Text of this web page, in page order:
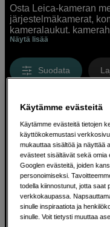
Osta Leica-kameran
järjestelmäkamerat,
kameralaukut,
löydät laajan
Näytä lisää
Suodata
Näyttää 0 tuotetta
Ratkaisuja
1982
Käytämme evästeitä
Käytämme evästeitä tietojen
käyttökokemustasi
mukauttaa sisältöä ja näyttää
evästeet sisältävät sekä omia
Googlen evästeitä, joiden
personoimiseksi.
todella kiinnostunut, jotta saat
verkkokaupassa.
sinulle inspiraatiota ja
sinulle. Voit tietysti muuttaa